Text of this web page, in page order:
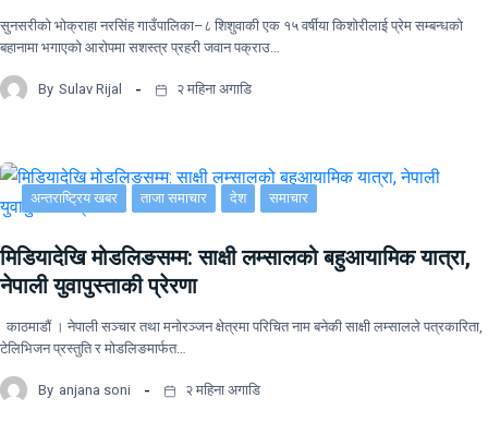
सुनसरीको भोक्राहा नरसिंह गाउँपालिका–८ शिशुवाकी एक १५ वर्षीया किशोरीलाई प्रेम सम्बन्धको
बहानामा भगाएको आरोपमा सशस्त्र प्रहरी जवान पक्राउ…
By Sulav Rijal २ महिना अगाडि
अन्तराष्ट्रिय खबर ताजा समाचार देश समाचार
मिडियादेखि मोडलिङसम्म: साक्षी लम्सालको बहुआयामिक यात्रा,
नेपाली युवापुस्ताकी प्रेरणा
काठमाडौं । नेपाली सञ्चार तथा मनोरञ्जन क्षेत्रमा परिचित नाम बनेकी साक्षी लम्सालले पत्रकारिता,
टेलिभिजन प्रस्तुति र मोडलिङमार्फत…
By anjana soni २ महिना अगाडि